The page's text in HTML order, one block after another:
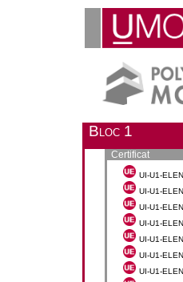
Bloc 1
Certificat
UI-U1-
UI-U1-
UI-U1-
UI-U1-
UI-U1-
UI-U1-
UI-U1-